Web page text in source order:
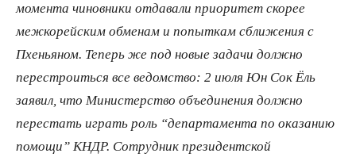
момента чиновники отдавали приоритет скорее
межкорейским обменам и попыткам сближения с
Пхеньяном. Теперь же под новые задачи должно
перестроиться все ведомство: 2 июля Юн Сок Ёль
заявил, что Министерство объединения должно
перестать играть роль “департамента по оказанию
помощи” КНДР. Сотрудник президентской